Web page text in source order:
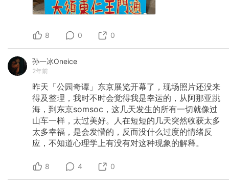
8 0 0
孙一冰Oneice
2年前
昨天「公园奇谭」东京展览开幕了，现场照片还没来
得及整理，我时不时会觉得我是幸运的，从阿那亚跳
海，到东京somsoc，这几天发生的所有一切就像过
山车一样，太过美好。人在短短的几天突然收获太多
太多幸福，是会发懵的，反而没什么过度的情绪反
应，不知道心理学上有没有对这种现象的解释。
8 4 0